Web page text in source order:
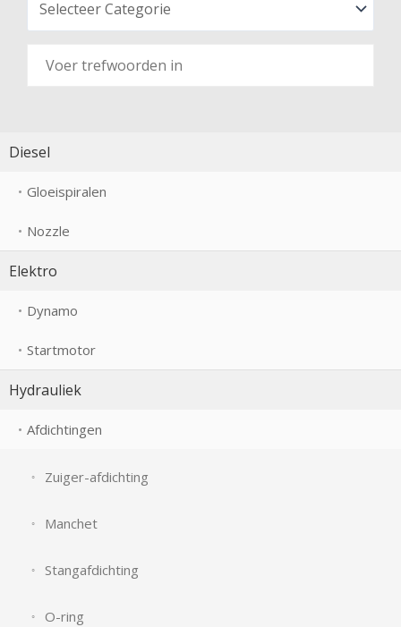
Diesel
Gloeispiralen
Nozzle
Elektro
Dynamo
Startmotor
Hydrauliek
Afdichtingen
Zuiger-afdichting
Manchet
Stangafdichting
O-ring